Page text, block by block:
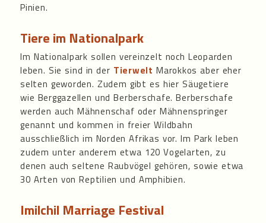
Pinien.
Tiere im Nationalpark
Im Nationalpark sollen vereinzelt noch Leoparden
leben. Sie sind in der Tierwelt Marokkos aber eher
selten geworden. Zudem gibt es hier Säugetiere
wie Berggazellen und Berberschafe. Berberschafe
werden auch Mähnenschaf oder Mähnenspringer
genannt und kommen in freier Wildbahn
ausschließlich im Norden Afrikas vor. Im Park leben
zudem unter anderem etwa 120 Vogelarten, zu
denen auch seltene Raubvögel gehören, sowie etwa
30 Arten von Reptilien und Amphibien.
Imilchil Marriage Festival